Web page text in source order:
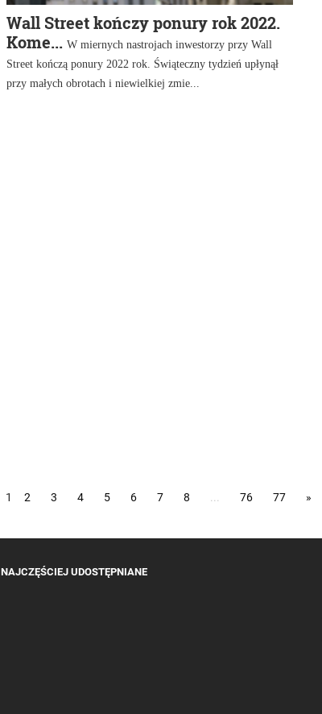
Wall Street kończy ponury rok 2022.
Kome... W miernych nastrojach inwestorzy przy Wall
Street kończą ponury 2022 rok. Świąteczny tydzień upłynął
przy małych obrotach i niewielkiej zmie...
1 2 3 4 5 6 7 8 76 77 »
NAJCZĘŚCIEJ UDOSTĘPNIANE